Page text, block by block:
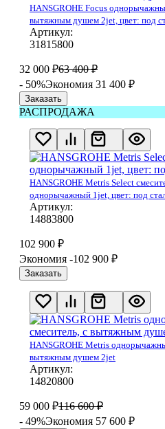
HANSGROHE Focus
вытяжным душем 2jet, цвет: под
Артикул:
31815800
32 000 ₽63 400 ₽
- 50%Экономия 31 400 ₽
Заказать
РАСПРОДАЖА
HANSGROHE Metris Select
однорычажный 1jet, цвет: под
Артикул:
14883800
102 900 ₽
Экономия -102 900 ₽
Заказать
HANSGROHE Metris
вытяжным душем 2jet
Артикул:
14820800
59 000 ₽116 600 ₽
- 49%Экономия 57 600 ₽